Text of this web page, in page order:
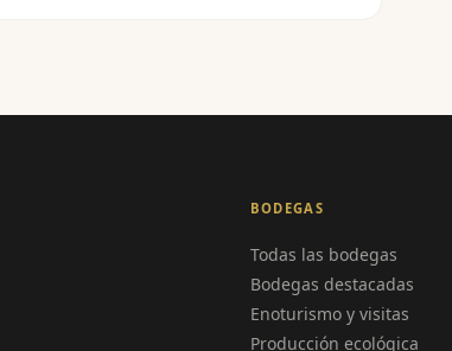
BODEGAS
Todas las bodegas
Bodegas destacadas
Enoturismo y visitas
Producción ecológica